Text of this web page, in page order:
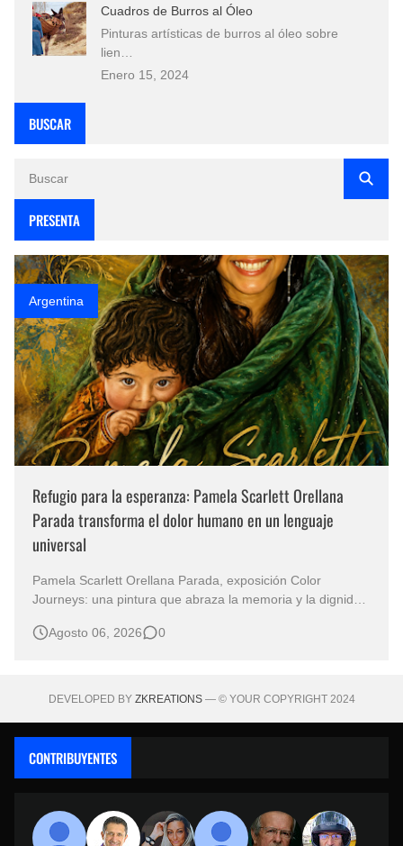
Cuadros de Burros al Óleo
Pinturas artísticas de burros al óleo sobre
lien…
Enero 15, 2024
BUSCAR
PRESENTA
Argentina
Refugio para la esperanza: Pamela Scarlett Orellana
Parada transforma el dolor humano en un lenguaje
universal
Pamela Scarlett Orellana Parada, exposición Color
Journeys: una pintura que abraza la memoria y la dignidad
obras no necesitan levantar la voz para permanecer en la
Agosto 06, 2026 0
DEVELOPED BY ZKREATIONS— © YOUR COPYRIGHT 2024
CONTRIBUYENTES